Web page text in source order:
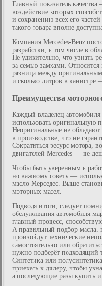
Главный показатель
воздействие которых
и сохранению всех его
такого товара вполне
Компания Mercedes-Benz
разработки, в том числе в
Не удивительно, что узнать
за семью замками. Относится
разница между
и сколько литров в канистре
Преимущества
Каждый владелец
использовать оригинальную
Неоригинальные не
в производстве, что не
Сократиться ресурс мотора,
двигателей Mercedes — не
Чтобы быть уверенным в
но важному совету —
масло Мерседес. Выше
моторных масел.
Подводя итоги, следует
обслуживания автомобиля
главный процесс,
А правильный подбор масла,
произойдут технические
самостоятельно или
нужно подберёт подходящий
Синтетика или
приехать к дилеру, чтобы
а последующие разы купить и